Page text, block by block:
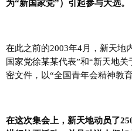
为“新国家党”）引起参与大选。
在此之前的2003年4月，新天地
国家党徐某某代表”和“新天地
密文件，以“全国青年会精神教
在这次集会上，新天地动员了